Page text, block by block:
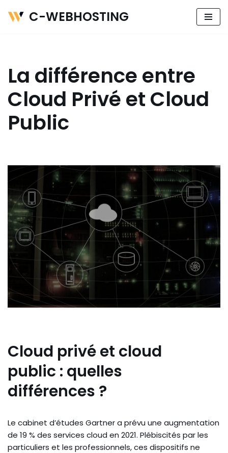
C-WEBHOSTING
La différence entre
Cloud Privé et Cloud
Public
Cloud privé et cloud
public : quelles
différences ?
Le cabinet d’études Gartner a prévu une augmentation
de 19 % des services cloud en 2021. Plébiscités par les
particuliers et les professionnels, ces dispositifs ne